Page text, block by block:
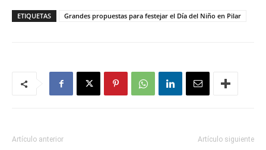
ETIQUETAS Grandes propuestas para festejar el Día del Niño en Pilar
Artículo anterior Artículo siguiente